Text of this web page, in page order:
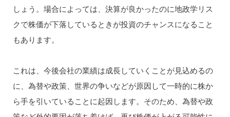
しょう。場合によっては、決算が良かったのに地政学リス
クで株価が下落しているときが投資のチャンスになること
もあります。
これは、今後会社の業績は成長していくことが見込めるの
に、為替や政策、世界の争いなどが原因して一時的に株か
ら手を引いていることに起因します。そのため、為替や政